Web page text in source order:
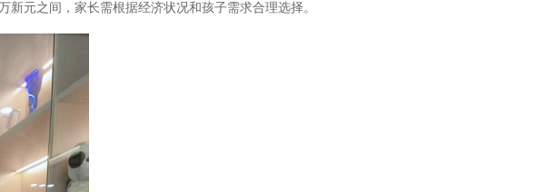
元之间，家长需根据经济状况和孩子需求合理选择。